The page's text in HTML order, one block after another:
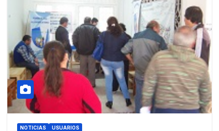
NOTICIAS USUARIOS